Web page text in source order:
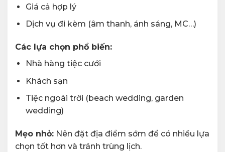
Giá cả hợp lý
Dịch vụ đi kèm (âm thanh, ánh sáng, MC…)
Các lựa chọn phổ biến:
Nhà hàng tiệc cưới
Khách sạn
Tiệc ngoài trời (beach wedding, garden
wedding)
Mẹo nhỏ: Nên đặt địa điểm sớm để có nhiều lựa
chọn tốt hơn và tránh trùng lịch.